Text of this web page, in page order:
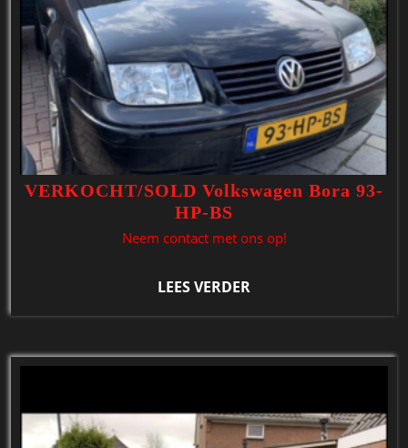
VERKOCHT/SOLD Volkswagen Bora 93-
HP-BS
Neem contact met ons op!
LEES VERDER